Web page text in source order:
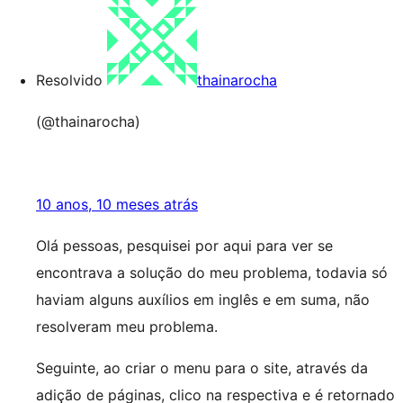
Resolvido thainarocha
(@thainarocha)
10 anos, 10 meses atrás
Olá pessoas, pesquisei por aqui para ver se
encontrava a solução do meu problema, todavia só
haviam alguns auxílios em inglês e em suma, não
resolveram meu problema.
Seguinte, ao criar o menu para o site, através da
adição de páginas, clico na respectiva e é retornado